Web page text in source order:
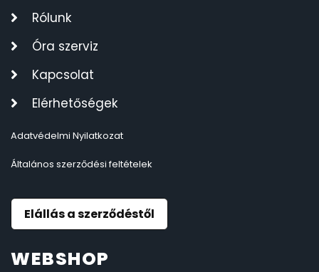
Rólunk
Óra szerviz
Kapcsolat
Elérhetőségek
Adatvédelmi Nyilatkozat
Általános szerződési feltételek
Elállás a szerződéstől
WEBSHOP